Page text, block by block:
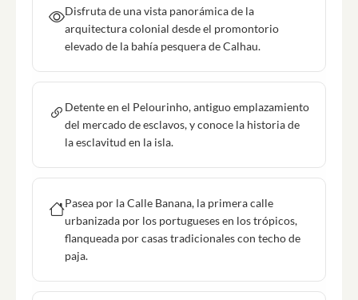
Disfruta de una vista panorámica de la
arquitectura colonial desde el promontorio
elevado de la bahía pesquera de Calhau.
Detente en el Pelourinho, antiguo emplazamiento
del mercado de esclavos, y conoce la historia de
la esclavitud en la isla.
Pasea por la Calle Banana, la primera calle
urbanizada por los portugueses en los trópicos,
flanqueada por casas tradicionales con techo de
paja.